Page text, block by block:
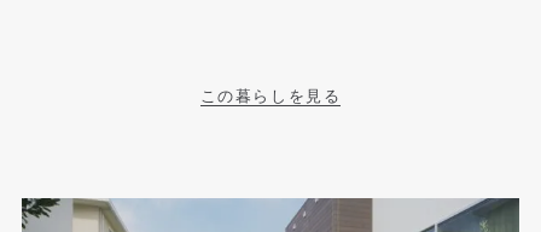
この暮らしを見る